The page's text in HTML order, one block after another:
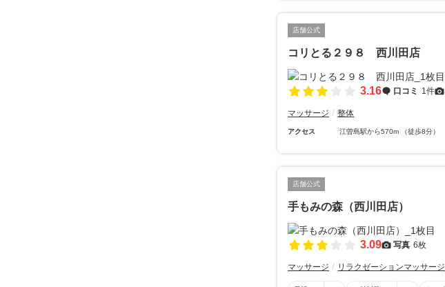
店舗公式
コリとる２９８ 西川田店
3.16 口コミ 1件
マッサージ 整体
アクセス 江曽島駅から570m （徒歩8分）
店舗公式
手もみの森（西川田店）
3.09 写真 6枚
マッサージ リラクゼーションマッサージ